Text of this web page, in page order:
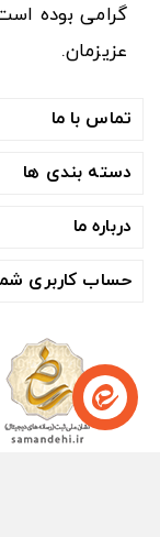
گرامی بوده
عزیزمان.
تماس با ما
دسته بندی ها
درباره ما
حساب کاربری